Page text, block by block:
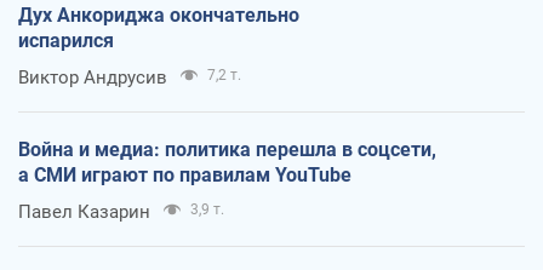
Дух Анкориджа окончательно
испарился
Виктор Андрусив 7,2 т.
Война и медиа: политика перешла в соцсети,
а СМИ играют по правилам YouTube
Павел Казарин 3,9 т.